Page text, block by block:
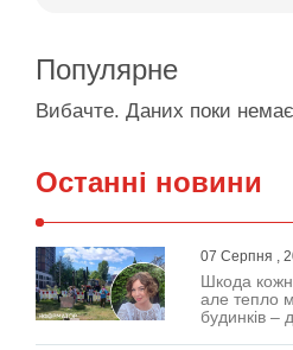
Популярне
Вибачте. Даних поки
Останні новини
07 Серпня ,
Шкода
але тепло
будинків –